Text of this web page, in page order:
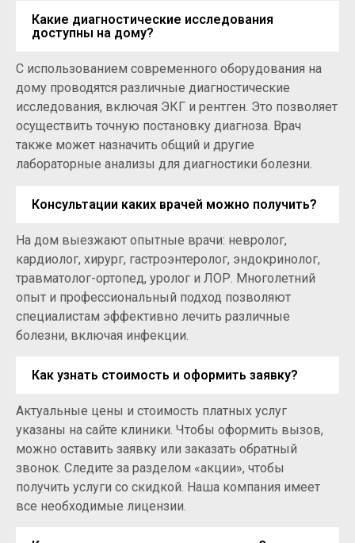
Какие диагностические исследования
доступны на дому?
С использованием современного оборудования на
дому проводятся различные диагностические
исследования, включая ЭКГ и рентген. Это позволяет
осуществить точную постановку диагноза. Врач
также может назначить общий и другие
лабораторные анализы для диагностики болезни.
Консультации каких врачей можно получить?
На дом выезжают опытные врачи: невролог,
кардиолог, хирург, гастроэнтеролог, эндокринолог,
травматолог-ортопед, уролог и ЛОР. Многолетний
опыт и профессиональный подход позволяют
специалистам эффективно лечить различные
болезни, включая инфекции.
Как узнать стоимость и оформить заявку?
Актуальные цены и стоимость платных услуг
указаны на сайте клиники. Чтобы оформить вызов,
можно оставить заявку или заказать обратный
звонок. Следите за разделом «акции», чтобы
получить услуги со скидкой. Наша компания имеет
все необходимые лицензии.